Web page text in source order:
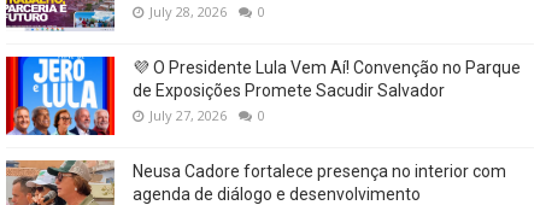
July 28, 2026 0
💜 O Presidente Lula Vem Aí! Convenção no Parque
de Exposições Promete Sacudir Salvador
July 27, 2026 0
Neusa Cadore fortalece presença no interior com
agenda de diálogo e desenvolvimento